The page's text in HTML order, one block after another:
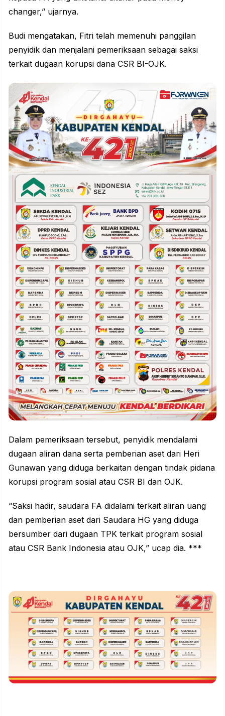
changer,” ujarnya.
Budi mengatakan, Fitri telah memenuhi panggilan
penyidik dan menjalani pemeriksaan sebagai saksi
terkait dugaan korupsi dana CSR BI-OJK.
Dalam pemeriksaan tersebut, penyidik mendalami
dugaan aliran dana serta pemberian aset dari Heri
Gunawan yang diduga berkaitan dengan tindak pidana
korupsi program sosial atau CSR BI dan OJK.
“Saksi hadir, saudara FA didalami terkait aliran uang
dan pemberian aset dari Saudara HG yang diduga
bersumber dari dugaan TPK terkait program sosial
atau CSR Bank Indonesia atau OJK,” ucap dia. ***